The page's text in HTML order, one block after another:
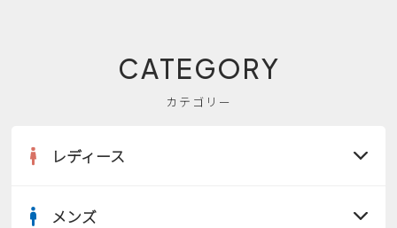
CATEGORY
カテゴリー
レディース
メンズ